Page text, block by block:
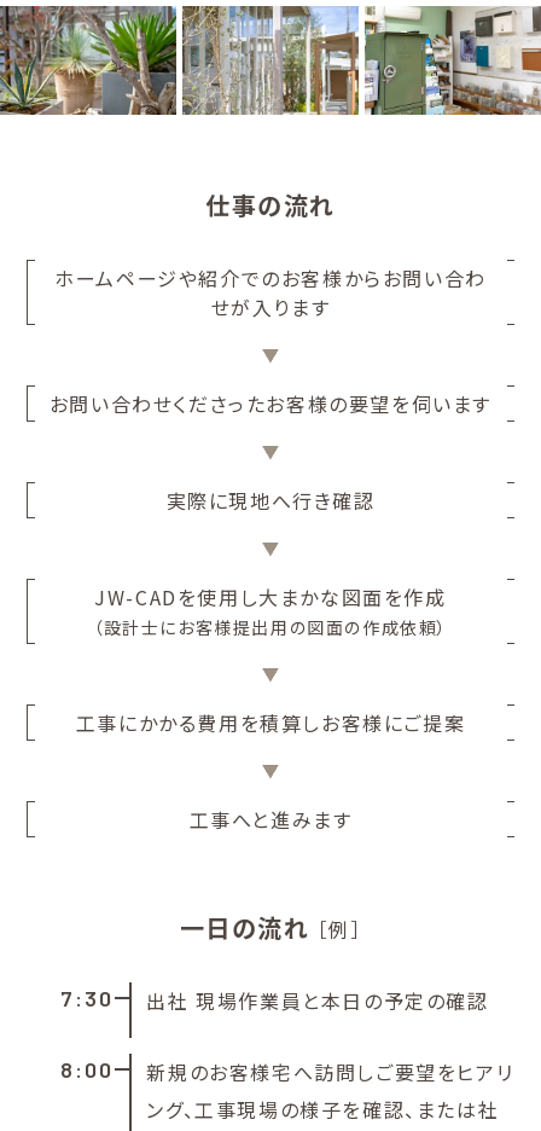
仕事の流れ
ホームページや紹介でのお客様からお問い合わ
せが入ります
お問い合わせくださったお客様の要望を伺います
実際に現地へ行き確認
JW-CADを使用し大まかな図面を作成
（設計士にお客様提出用の図面の作成依頼）
工事にかかる費用を積算しお客様にご提案
工事へと進みます
一日の流れ ［例］
7:30 出社 現場作業員と本日の予定の確認
8:00
新規のお客様宅へ訪問しご要望をヒアリ
ング、工事現場の様子を確認、または社